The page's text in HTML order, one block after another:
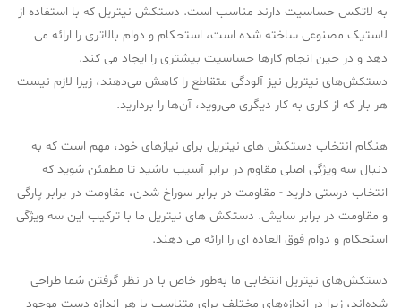
به لاتکس حساسیت دارند مناسب است. دستکش نیتریل که با استفاده از
لاستیک مصنوعی ساخته شده است، استحکام و دوام بالاتری را ارائه می
دهد و در حین انجام کارها حساسیت بیشتری را ایجاد می کند.
دستکش‌های نیتریل نیز آلودگی متقاطع را کاهش می‌دهند، زیرا لازم نیست
هر بار که از کاری به کار دیگری می‌روید، آن‌ها را بردارید.
هنگام انتخاب دستکش های نیتریل برای نیازهای خود، مهم است که به
دنبال سه ویژگی اصلی مقاوم در برابر آسیب باشید تا مطمئن شوید که
انتخاب درستی دارید - مقاومت در برابر سوراخ شدن، مقاومت در برابر پارگی
و مقاومت در برابر سایش. دستکش های نیتریل ما با ترکیب این سه ویژگی
استحکام و دوام فوق العاده ای را ارائه می دهند.
دستکش‌های نیتریل انتخابی ما به‌طور خاص با در نظر گرفتن شما طراحی
شده‌اند، زیرا در اندازه‌های مختلف برای متناسب با هر اندازه دست موجود